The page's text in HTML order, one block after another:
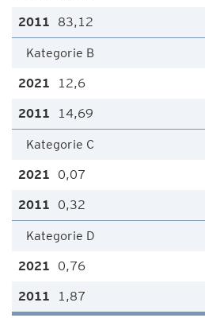
83,12
Kategorie B
12,6
14,69
Kategorie C
0,07
0,32
Kategorie D
0,76
1,87